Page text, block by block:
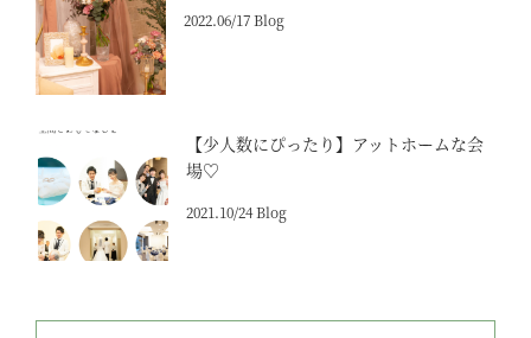
2022.06/17 Blog
【少人数にぴったり】アットホームな会
場♡
2021.10/24 Blog